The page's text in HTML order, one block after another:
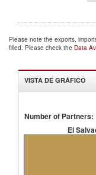
Please note the exports,
filled. Please check the Data
VISTA DE GRÁFICO
Number of Partners:
El